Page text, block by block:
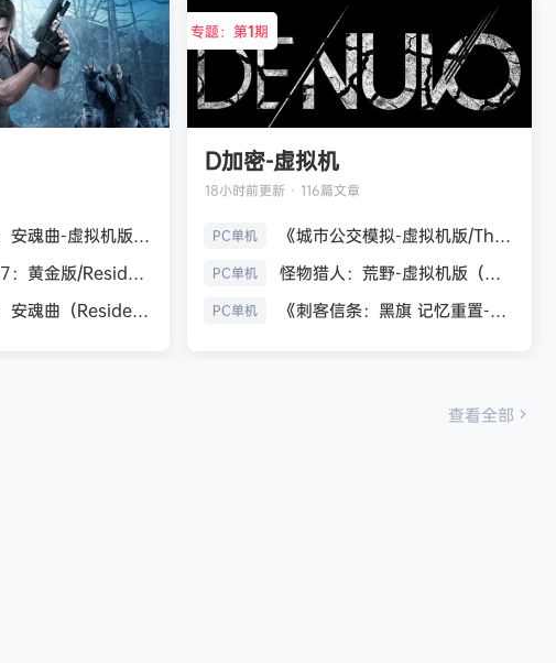
生化危机9：安魂曲-虚拟机版（Resident Evil Requiem HYPERVISOR）免安装中文版
《生化危机7：黄金版/Resident Evil 7 Biohazard》免安装中文版
生化危机9：安魂曲（Resident Evil Requiem）免安装中文版
专题：第1期
D加密-虚拟机
18小时前更新 · 116篇文章
PC单机 《城市公交模拟-虚拟机版/The Bus HYPERVISOR》免安装中文版
PC单机 怪物猎人：荒野-虚拟机版（Monster Hunter Wilds HYPERVISOR）免安装中文版
PC单机 《刺客信条：黑旗 记忆重置-虚拟机版/Assassin’s Creed Black Flag Resynced HYPERVISOR》免安装中文版
查看全部